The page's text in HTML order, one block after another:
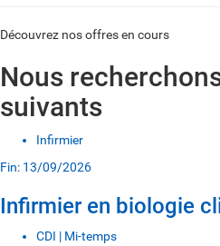
Découvrez nos offres en cours
Nous
suivants
Infirmier
Fin: 13/09/2026
Infirmier en biologie
CDI | Mi-temps